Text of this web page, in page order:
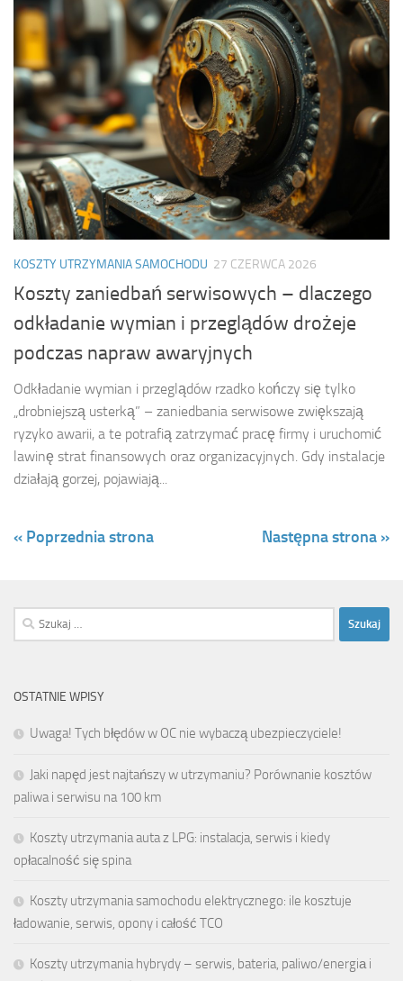
KOSZTY UTRZYMANIA SAMOCHODU 27 CZERWCA 2026
Koszty zaniedbań serwisowych – dlaczego
odkładanie wymian i przeglądów drożeje
podczas napraw awaryjnych
Odkładanie wymian i przeglądów rzadko kończy się tylko
„drobniejszą usterką” – zaniedbania serwisowe zwiększają
ryzyko awarii, a te potrafią zatrzymać pracę firmy i uruchomić
lawinę strat finansowych oraz organizacyjnych. Gdy instalacje
działają gorzej, pojawiają...
« Poprzednia strona Następna strona »
Szukaj:
OSTATNIE WPISY
Uwaga! Tych błędów w OC nie wybaczą ubezpieczyciele!
Jaki napęd jest najtańszy w utrzymaniu? Porównanie kosztów
paliwa i serwisu na 100 km
Koszty utrzymania auta z LPG: instalacja, serwis i kiedy
opłacalność się spina
Koszty utrzymania samochodu elektrycznego: ile kosztuje
ładowanie, serwis, opony i całość TCO
Koszty utrzymania hybrydy – serwis, bateria, paliwo/energiа i